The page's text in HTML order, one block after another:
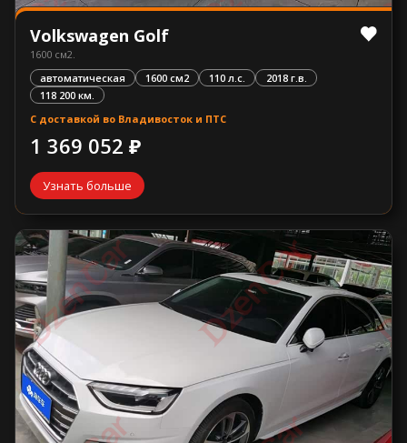
Volkswagen Golf
1600 см2.
автоматическая
1600 см2 110 л.с.
2018 г.в.
118 200 км.
С доставкой во Владивосток и ПТС
1 369 052 ₽
Узнать больше